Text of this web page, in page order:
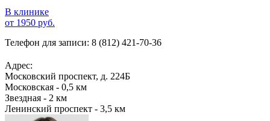
В клинике
от 1950 руб.
Телефон для записи: 8 (812) 421-70-36
Адрес:
Московский проспект, д. 224Б
Московская - 0,5 км
Звездная - 2 км
Ленинский проспект - 3,5 км